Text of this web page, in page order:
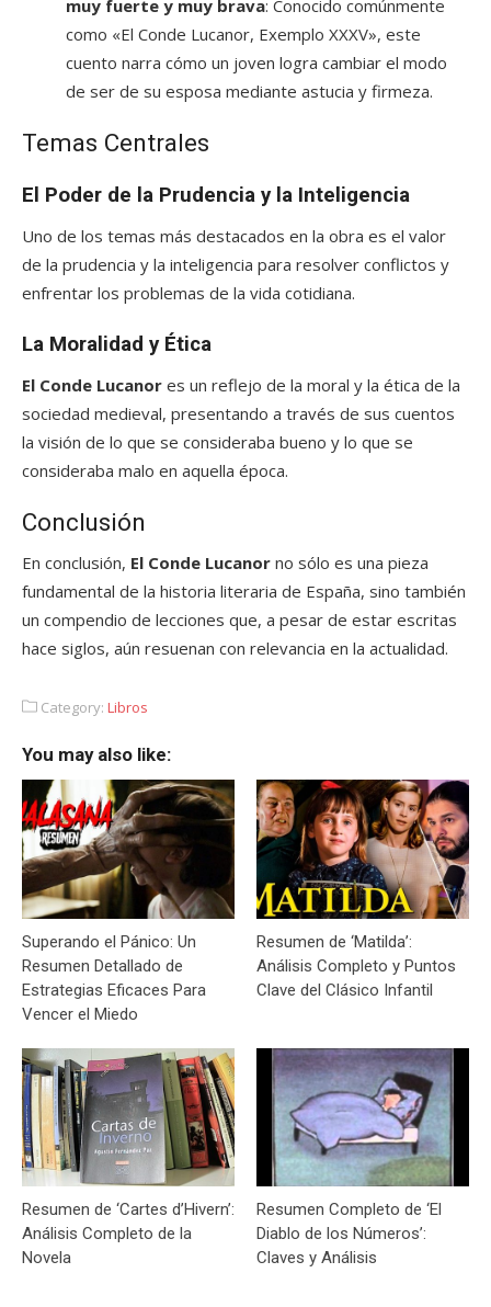
muy fuerte y muy brava: Conocido comúnmente
como «El Conde Lucanor, Exemplo XXXV», este
cuento narra cómo un joven logra cambiar el modo
de ser de su esposa mediante astucia y firmeza.
Temas Centrales
El Poder de la Prudencia y la Inteligencia
Uno de los temas más destacados en la obra es el valor
de la prudencia y la inteligencia para resolver conflictos y
enfrentar los problemas de la vida cotidiana.
La Moralidad y Ética
El Conde Lucanor es un reflejo de la moral y la ética de la
sociedad medieval, presentando a través de sus cuentos
la visión de lo que se consideraba bueno y lo que se
consideraba malo en aquella época.
Conclusión
En conclusión, El Conde Lucanor no sólo es una pieza
fundamental de la historia literaria de España, sino también
un compendio de lecciones que, a pesar de estar escritas
hace siglos, aún resuenan con relevancia en la actualidad.
Category: Libros
You may also like:
Superando el Pánico: Un
Resumen Detallado de
Estrategias Eficaces Para
Vencer el Miedo
Resumen de ‘Matilda’:
Análisis Completo y Puntos
Clave del Clásico Infantil
Resumen de ‘Cartes d’Hivern’:
Análisis Completo de la
Novela
Resumen Completo de ‘El
Diablo de los Números’:
Claves y Análisis